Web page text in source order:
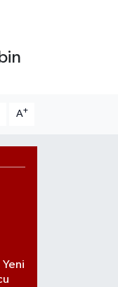
A+
Yeni